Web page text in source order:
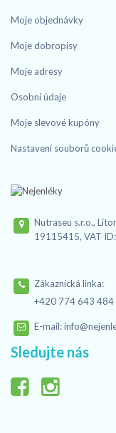
Moje objednávky
Moje dobropisy
Moje adresy
Osobní údaje
Moje slevové kupóny
Nastavení souborů
Nutraseu s.r.o.,
19115415, VAT
Zákaznická linka:
+420 774 643 484
E-mail:
Sledujte nás